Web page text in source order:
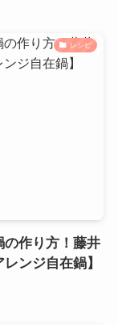
レシピ
の作り方！藤井
ンジ自在鍋】